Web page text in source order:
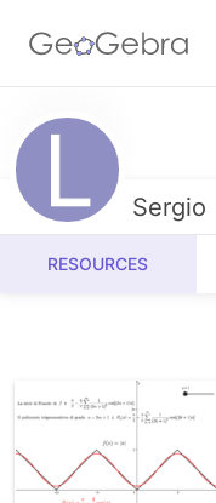
Resources
Number Sense
Algebra
Measurement
Operations
Calculators
Geometry
3D Calculator
Sergio
RESOURCES